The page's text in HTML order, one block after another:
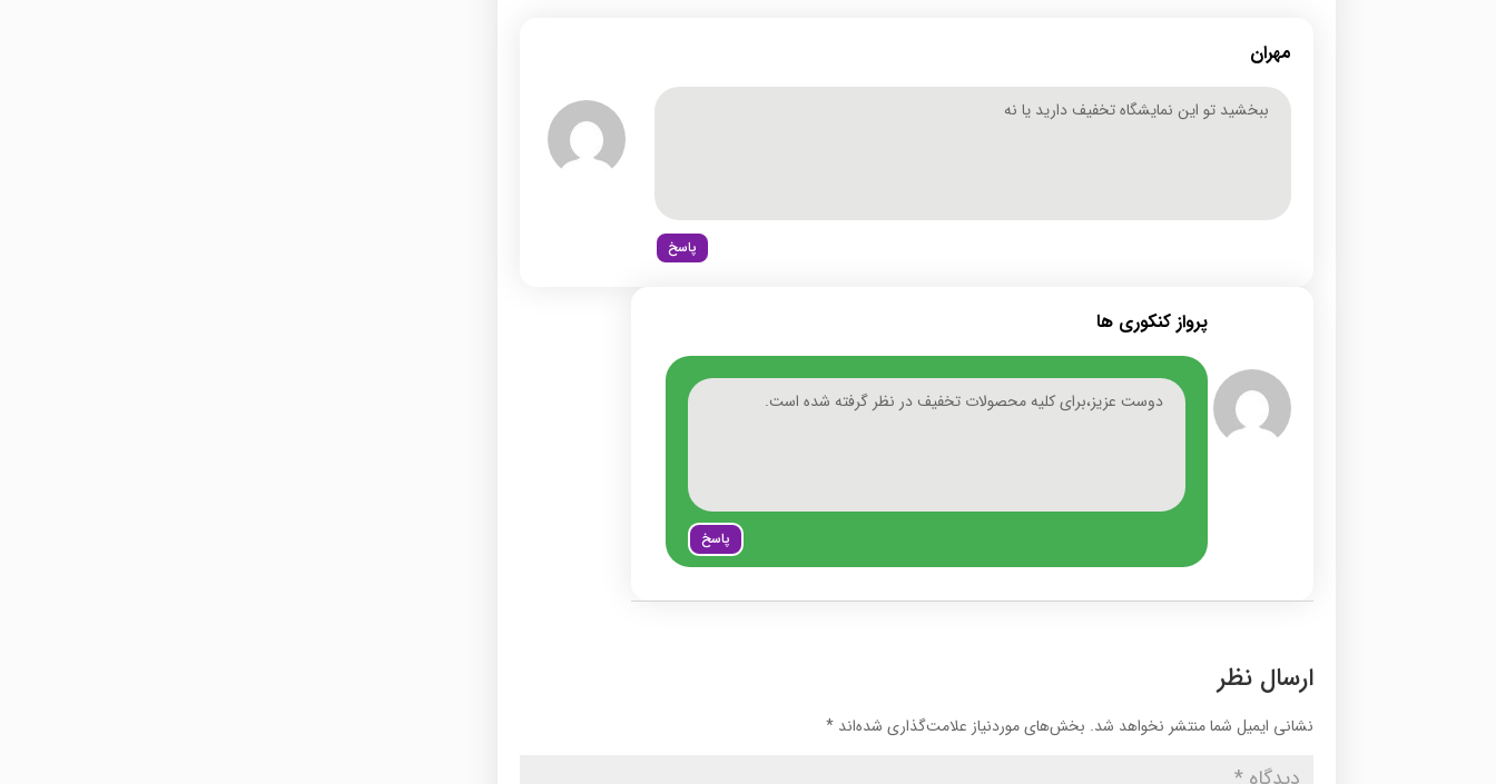
مهران
ببخشيد تو اين نمايشگاه تخفيف داريد يا نه
پاسخ
پرواز کنکوری ها
دوست عزیز،برای کلیه محصولات تخفیف در نظر گرفته شده است.
پاسخ
ارسال نظر
نشانی ایمیل شما منتشر نخواهد شد. بخش‌های موردنیاز علامت‌گذاری شده‌اند*